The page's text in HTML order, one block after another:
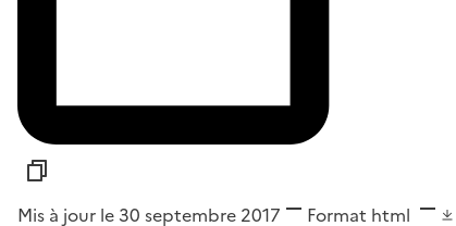
Mis à jour le 30 septembre 2017 Format html